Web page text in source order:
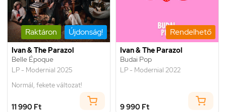
Raktáron Újdonság!
Ivan & The Parazol
Belle Époque
LP - Modernial 2025
Normál, fekete változat!
11 990 Ft
Rendelhető
Ivan & The Parazol
Budai Pop
LP - Modernial 2022
9 990 Ft